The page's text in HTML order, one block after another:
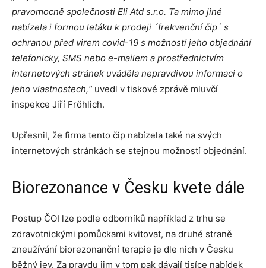
pravomocně společnosti Eli Atd s.r.o. Ta mimo jiné
nabízela i formou letáku k prodeji ´frekvenční čip´ s
ochranou před virem covid-19 s možností jeho objednání
telefonicky, SMS nebo e-mailem a prostřednictvím
internetových stránek uváděla nepravdivou informaci o
jeho vlastnostech,“uvedl v tiskové zprávě mluvčí
inspekce Jiří Fröhlich.
Upřesnil, že firma tento čip nabízela také na svých
internetových stránkách se stejnou možností objednání.
Biorezonance v Česku kvete dále
Postup ČOI lze podle odborníků například z trhu se
zdravotnickými pomůckami kvitovat, na druhé straně
zneužívání biorezonanční terapie je dle nich v Česku
běžný jev. Za pravdu jim v tom pak dávají tisíce nabídek